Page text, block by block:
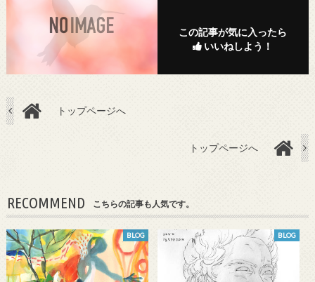
この記事が気に入ったら
いいねしよう！
トップページへ
トップページへ
RECOMMEND こちらの記事も人気です。
BLOG BLOG